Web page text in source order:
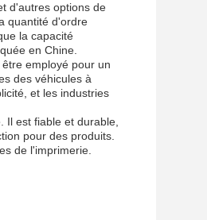
d'autres options de
quantité d'ordre
la capacité
en Chine.
employé pour un
des véhicules à
et les industries
Il est fiable et durable,
pour des produits.
de l'imprimerie.